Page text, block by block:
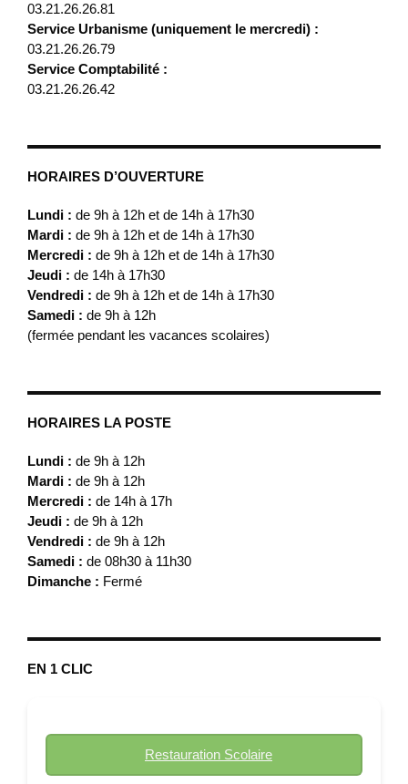
03.21.26.26.81
Service Urbanisme (uniquement le mercredi) :
03.21.26.26.79
Service Comptabilité :
03.21.26.26.42
HORAIRES D’OUVERTURE
Lundi : de 9h à 12h et de 14h à 17h30
Mardi : de 9h à 12h et de 14h à 17h30
Mercredi : de 9h à 12h et de 14h à 17h30
Jeudi : de 14h à 17h30
Vendredi : de 9h à 12h et de 14h à 17h30
Samedi : de 9h à 12h
(fermée pendant les vacances scolaires)
HORAIRES LA POSTE
Lundi : de 9h à 12h
Mardi : de 9h à 12h
Mercredi : de 14h à 17h
Jeudi : de 9h à 12h
Vendredi : de 9h à 12h
Samedi : de 08h30 à 11h30
Dimanche : Fermé
EN 1 CLIC
Restauration Scolaire